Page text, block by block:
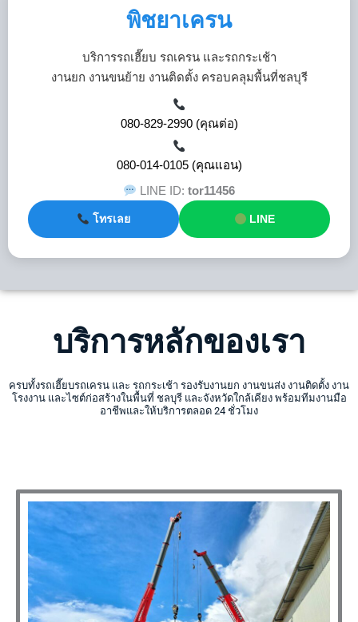
พิชยาเครน
บริการรถเฮี๊ยบ รถเครน และรถกระเช้า
งานยก งานขนย้าย งานติดตั้ง ครอบคลุมพื้นที่ชลบุรี
080-829-2990 (คุณต่อ)
080-014-0105 (คุณแอน)
LINE ID:tor11456
โทรเลย LINE
บริการหลักของเรา
ครบทั้งรถเฮี๊ยบรถเครน และ รถกระเช้า รองรับงานยก งานขนส่ง งานติดตั้ง งาน
โรงงาน และไซต์ก่อสร้างในพื้นที่ ชลบุรี และจังหวัดใกล้เคียง พร้อมทีมงานมือ
อาชีพและให้บริการตลอด 24 ชั่วโมง